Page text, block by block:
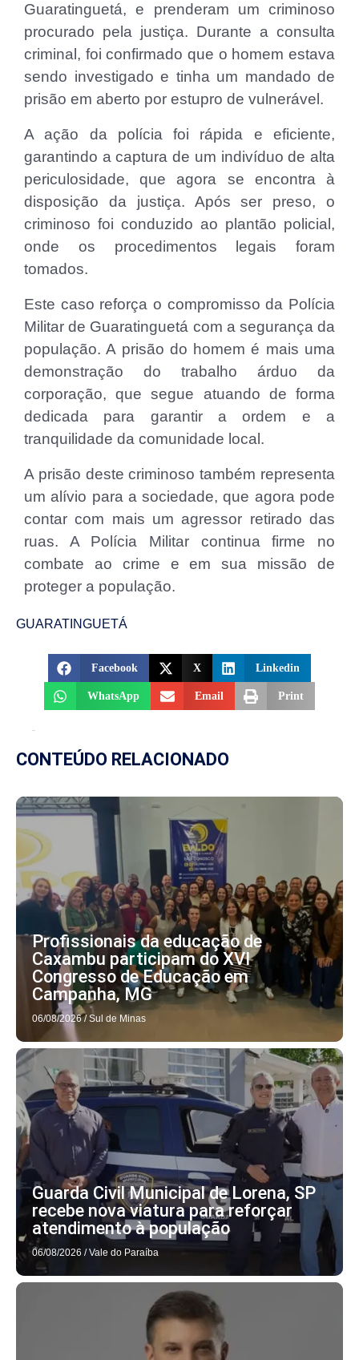
Guaratinguetá, e prenderam um criminoso
procurado pela justiça. Durante a consulta
criminal, foi confirmado que o homem estava
sendo investigado e tinha um mandado de
prisão em aberto por estupro de vulnerável.
A ação da polícia foi rápida e eficiente,
garantindo a captura de um indivíduo de alta
periculosidade, que agora se encontra à
disposição da justiça. Após ser preso, o
criminoso foi conduzido ao plantão policial,
onde os procedimentos legais foram
tomados.
Este caso reforça o compromisso da Polícia
Militar de Guaratinguetá com a segurança da
população. A prisão do homem é mais uma
demonstração do trabalho árduo da
corporação, que segue atuando de forma
dedicada para garantir a ordem e a
tranquilidade da comunidade local.
A prisão deste criminoso também representa
um alívio para a sociedade, que agora pode
contar com mais um agressor retirado das
ruas. A Polícia Militar continua firme no
combate ao crime e em sua missão de
proteger a população.
GUARATINGUETÁ
Facebook X Linkedin
WhatsApp Email Print
CONTEÚDO RELACIONADO
Profissionais da educação de
Caxambu participam do XVI
Congresso de Educação em
Campanha, MG
06/08/2026 / Sul de Minas
Guarda Civil Municipal de Lorena, SP
recebe nova viatura para reforçar
atendimento à população
06/08/2026 / Vale do Paraíba